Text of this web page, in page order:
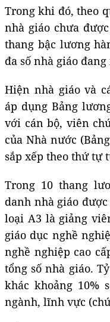
Trong khi đó, theo
nhà giáo chưa
thang bậc lương
đa số nhà giáo
Hiện nhà giáo và
áp dụng Bảng
với cán bộ, viên
của Nhà nước
sắp xếp theo thứ tự
Trong 10 thang
danh nhà giáo
loại A3 là giảng
giáo dục nghề
nghề nghiệp cao
tổng số nhà giáo. T
khác khoảng 10%
ngành, lĩnh vực